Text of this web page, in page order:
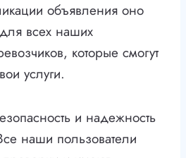
объявления оно
всех наших
которые смогут
услуги.
и надежность
наши пользователи